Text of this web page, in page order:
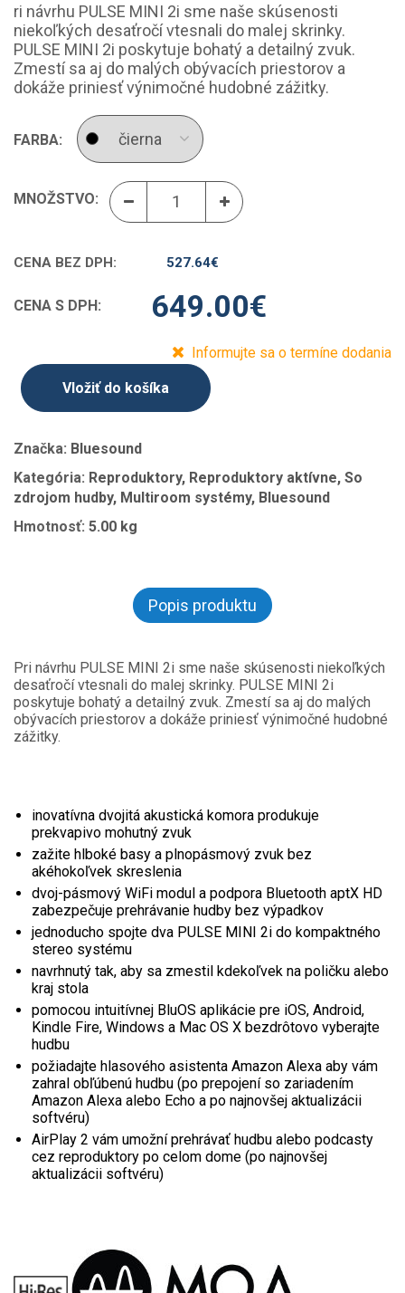
ri návrhu PULSE MINI 2i sme naše skúsenosti
niekoľkých desaťročí vtesnali do malej skrinky.
PULSE MINI 2i poskytuje bohatý a detailný zvuk.
Zmestí sa aj do malých obývacích priestorov a
dokáže priniesť výnimočné hudobné zážitky.
FARBA:
MNOŽSTVO:
CENA BEZ DPH: 527.64€
CENA S DPH: 649.00€
Informujte sa o termíne dodania
Vložiť do košíka
Značka: Bluesound
Kategória: Reproduktory, Reproduktory aktívne, So
zdrojom hudby, Multiroom systémy, Bluesound
Hmotnosť: 5.00 kg
Popis produktu
Pri návrhu PULSE MINI 2i sme naše skúsenosti niekoľkých
desaťročí vtesnali do malej skrinky. PULSE MINI 2i
poskytuje bohatý a detailný zvuk. Zmestí sa aj do malých
obývacích priestorov a dokáže priniesť výnimočné hudobné
zážitky.
inovatívna dvojitá akustická komora produkuje
prekvapivo mohutný zvuk
zažite hlboké basy a plnopásmový zvuk bez
akéhokoľvek skreslenia
dvoj-pásmový WiFi modul a podpora Bluetooth aptX HD
zabezpečuje prehrávanie hudby bez výpadkov
jednoducho spojte dva PULSE MINI 2i do kompaktného
stereo systému
navrhnutý tak, aby sa zmestil kdekoľvek na poličku alebo
kraj stola
pomocou intuitívnej BluOS aplikácie pre iOS, Android,
Kindle Fire, Windows a Mac OS X bezdrôtovo vyberajte
hudbu
požiadajte hlasového asistenta Amazon Alexa aby vám
zahral obľúbenú hudbu (po prepojení so zariadením
Amazon Alexa alebo Echo a po najnovšej aktualizácii
softvéru)
AirPlay 2 vám umožní prehrávať hudbu alebo podcasty
cez reproduktory po celom dome (po najnovšej
aktualizácii softvéru)